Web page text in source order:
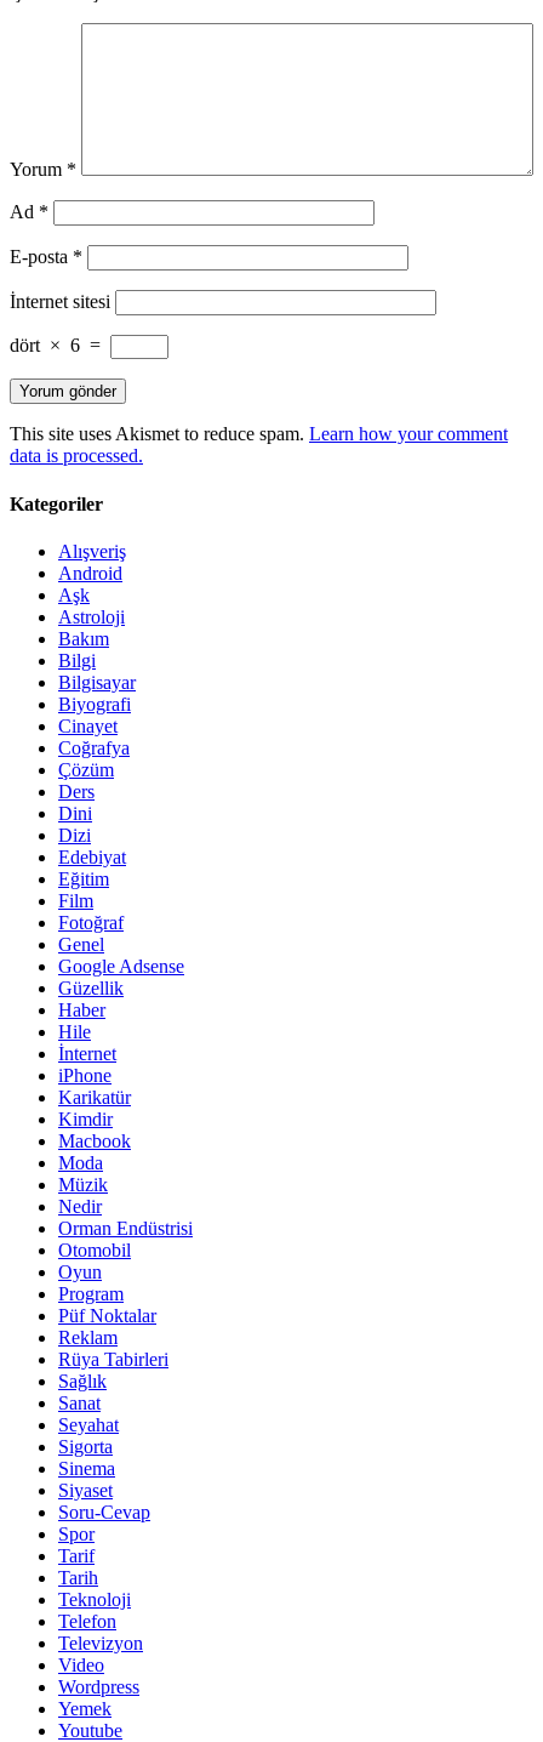
Yorum *
Ad *
E-posta *
İnternet sitesi
dört × 6 =
This site uses Akismet to reduce spam. Learn how your comment
data is processed.
Kategoriler
Alışveriş
Android
Aşk
Astroloji
Bakım
Bilgi
Bilgisayar
Biyografi
Cinayet
Coğrafya
Çözüm
Ders
Dini
Dizi
Edebiyat
Eğitim
Film
Fotoğraf
Genel
Google Adsense
Güzellik
Haber
Hile
İnternet
iPhone
Karikatür
Kimdir
Macbook
Moda
Müzik
Nedir
Orman Endüstrisi
Otomobil
Oyun
Program
Püf Noktalar
Reklam
Rüya Tabirleri
Sağlık
Sanat
Seyahat
Sigorta
Sinema
Siyaset
Soru-Cevap
Spor
Tarif
Tarih
Teknoloji
Telefon
Televizyon
Video
Wordpress
Yemek
Youtube